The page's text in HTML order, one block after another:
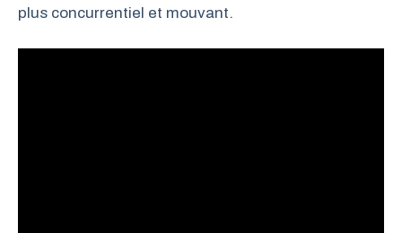
plus concurrentiel et mouvant.